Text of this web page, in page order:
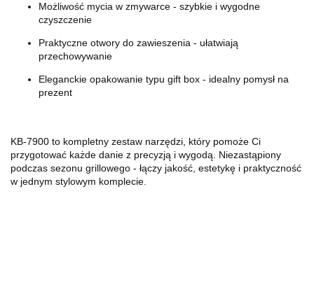
Możliwość mycia w zmywarce - szybkie i wygodne
czyszczenie
Praktyczne otwory do zawieszenia - ułatwiają
przechowywanie
Eleganckie opakowanie typu gift box - idealny pomysł na
prezent
KB-7900 to kompletny zestaw narzędzi, który pomoże Ci
przygotować każde danie z precyzją i wygodą. Niezastąpiony
podczas sezonu grillowego - łączy jakość, estetykę i praktyczność
w jednym stylowym komplecie.